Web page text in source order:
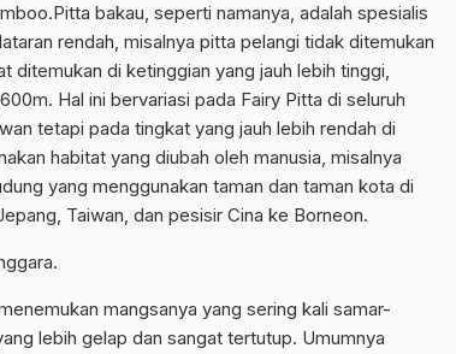
bakau, seperti namanya, adalah spesialis
rendah, misalnya pitta pelangi tidak ditemukan
ditemukan di ketinggian yang jauh lebih tinggi,
Hal ini bervariasi pada Fairy Pitta di seluruh
tetapi pada tingkat yang jauh lebih rendah di
habitat yang diubah oleh manusia, misalnya
yang menggunakan taman dan taman kota di
Taiwan, dan pesisir Cina ke Borneon.
mangsanya yang sering kali samar-
lebih gelap dan sangat tertutup. Umumnya